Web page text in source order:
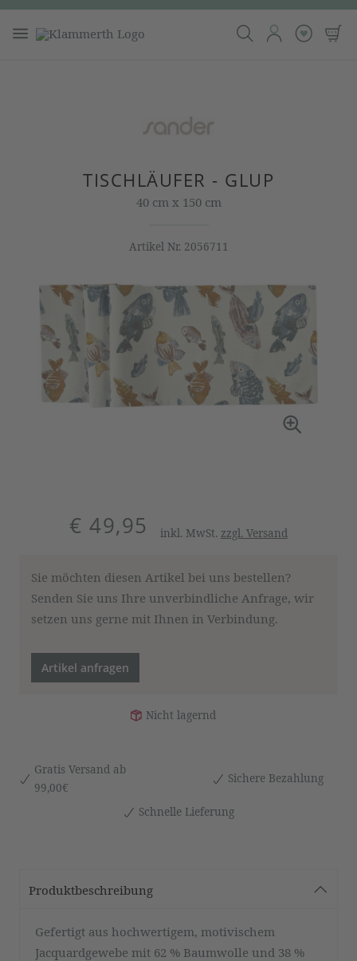
TISCHLÄUFER - GLUP
40 cm x 150 cm
Artikel Nr. 2056711
€ 49,95 inkl. MwSt. zzgl. Versand
Sie möchten diesen Artikel bei uns bestellen?
Senden Sie uns Ihre unverbindliche Anfrage, wir
setzen uns gerne mit Ihnen in Verbindung.
Artikel anfragen
Nicht lagernd
Gratis Versand ab
99,00€
Sichere Bezahlung
Schnelle Lieferung
Produktbeschreibung
Gefertigt aus hochwertigem, motivischem
Jacquardgewebe mit 62 % Baumwolle und 38 %